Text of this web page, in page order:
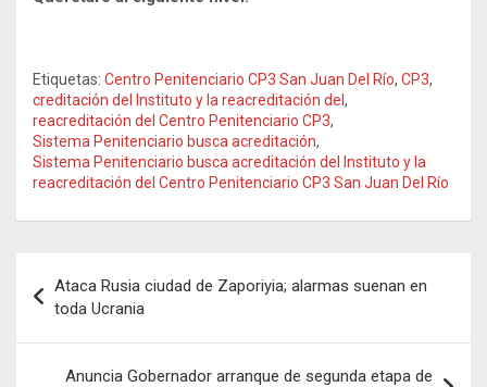
Etiquetas: Centro Penitenciario CP3 San Juan Del Río, CP3,
creditación del Instituto y la reacreditación del ,
reacreditación del Centro Penitenciario CP3,
Sistema Penitenciario busca acreditación,
Sistema Penitenciario busca acreditación del Instituto y la
reacreditación del Centro Penitenciario CP3 San Juan Del Río
de
entradas
Ataca Rusia ciudad de Zaporiyia; alarmas suenan en
toda Ucrania
Anuncia Gobernador arranque de segunda etapa de